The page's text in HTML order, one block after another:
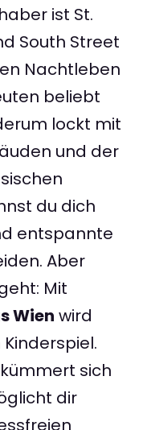
ist St.
South Street
Nachtleben
beliebt
lockt mit
und der
du dich
entspannte
Aber
Mit
Wien wird
sich
dir